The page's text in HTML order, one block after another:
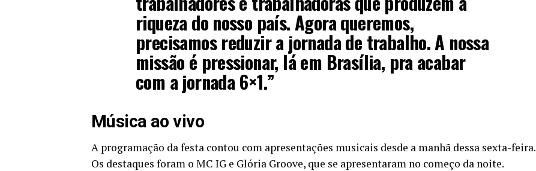
riqueza do nosso país. Agora queremos,
precisamos reduzir a jornada de trabalho. A nossa
missão é pressionar, lá em Brasília, pra acabar
com a jornada 6×1.”
Música ao vivo
A programação da festa contou com apresentações musicais desde a manhã dessa sexta-feira.
Os destaques foram o MC IG e Glória Groove, que se apresentaram no começo da noite.